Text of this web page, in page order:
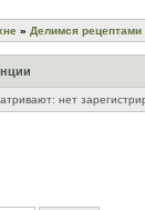
» Делимся рецептами
нет